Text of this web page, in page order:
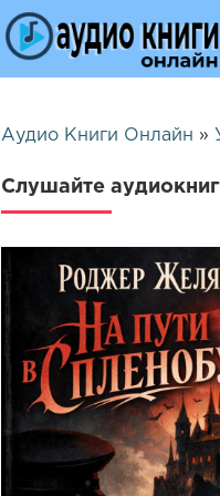
Аудио Книги Онлайн »
Слушайте